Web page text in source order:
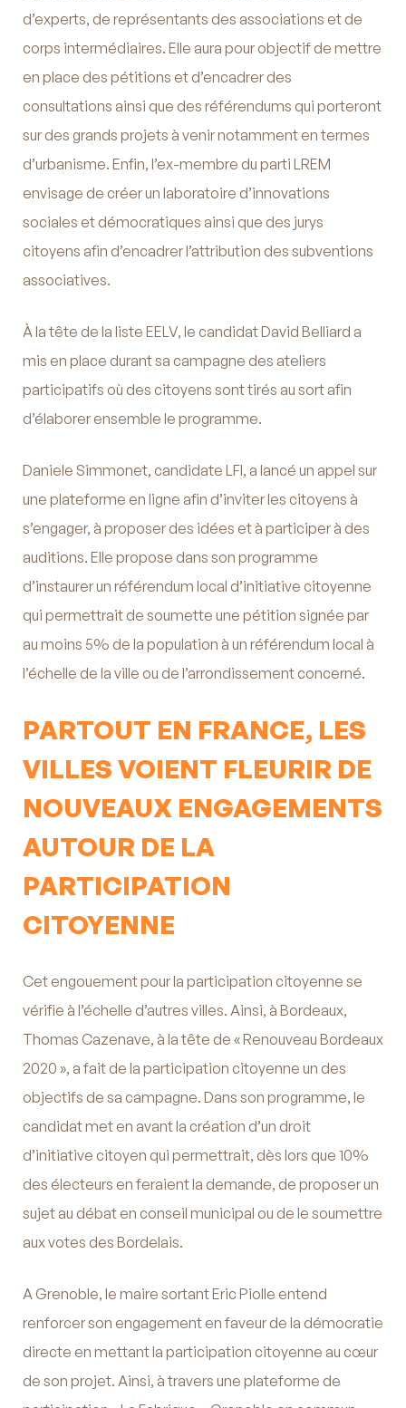
d’experts, de représentants des associations et de
corps intermédiaires. Elle aura pour objectif de mettre
en place des pétitions et d’encadrer des
consultations ainsi que des référendums qui porteront
sur des grands projets à venir notamment en termes
d’urbanisme. Enfin, l’ex-membre du parti LREM
envisage de créer un laboratoire d’innovations
sociales et démocratiques ainsi que des jurys
citoyens afin d’encadrer l’attribution des subventions
associatives.
À la tête de la liste EELV, le candidat David Belliard a
mis en place durant sa campagne des ateliers
participatifs où des citoyens sont tirés au sort afin
d’élaborer ensemble le programme.
Daniele Simmonet, candidate LFI, a lancé un appel sur
une plateforme en ligne afin d’inviter les citoyens à
s’engager, à proposer des idées et à participer à des
auditions. Elle propose dans son programme
d’instaurer un référendum local d’initiative citoyenne
qui permettrait de soumette une pétition signée par
au moins 5% de la population à un référendum local à
l’échelle de la ville ou de l’arrondissement concerné.
PARTOUT EN FRANCE, LES
VILLES VOIENT FLEURIR DE
NOUVEAUX ENGAGEMENTS
AUTOUR DE LA
PARTICIPATION
CITOYENNE
Cet engouement pour la participation citoyenne se
vérifie à l’échelle d’autres villes. Ainsi, à Bordeaux,
Thomas Cazenave, à la tête de « Renouveau Bordeaux
2020 », a fait de la participation citoyenne un des
objectifs de sa campagne. Dans son programme, le
candidat met en avant la création d’un droit
d’initiative citoyen qui permettrait, dès lors que 10%
des électeurs en feraient la demande, de proposer un
sujet au débat en conseil municipal ou de le soumettre
aux votes des Bordelais.
A Grenoble, le maire sortant Eric Piolle entend
renforcer son engagement en faveur de la démocratie
directe en mettant la participation citoyenne au cœur
de son projet. Ainsi, à travers une plateforme de